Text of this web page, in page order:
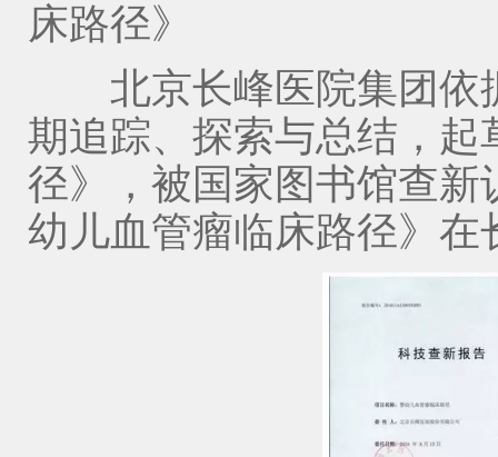
床路径》
北京长峰医院集团依
期追踪、探索与总结，
径》，被国家图书馆查新
幼儿血管瘤临床路径》在